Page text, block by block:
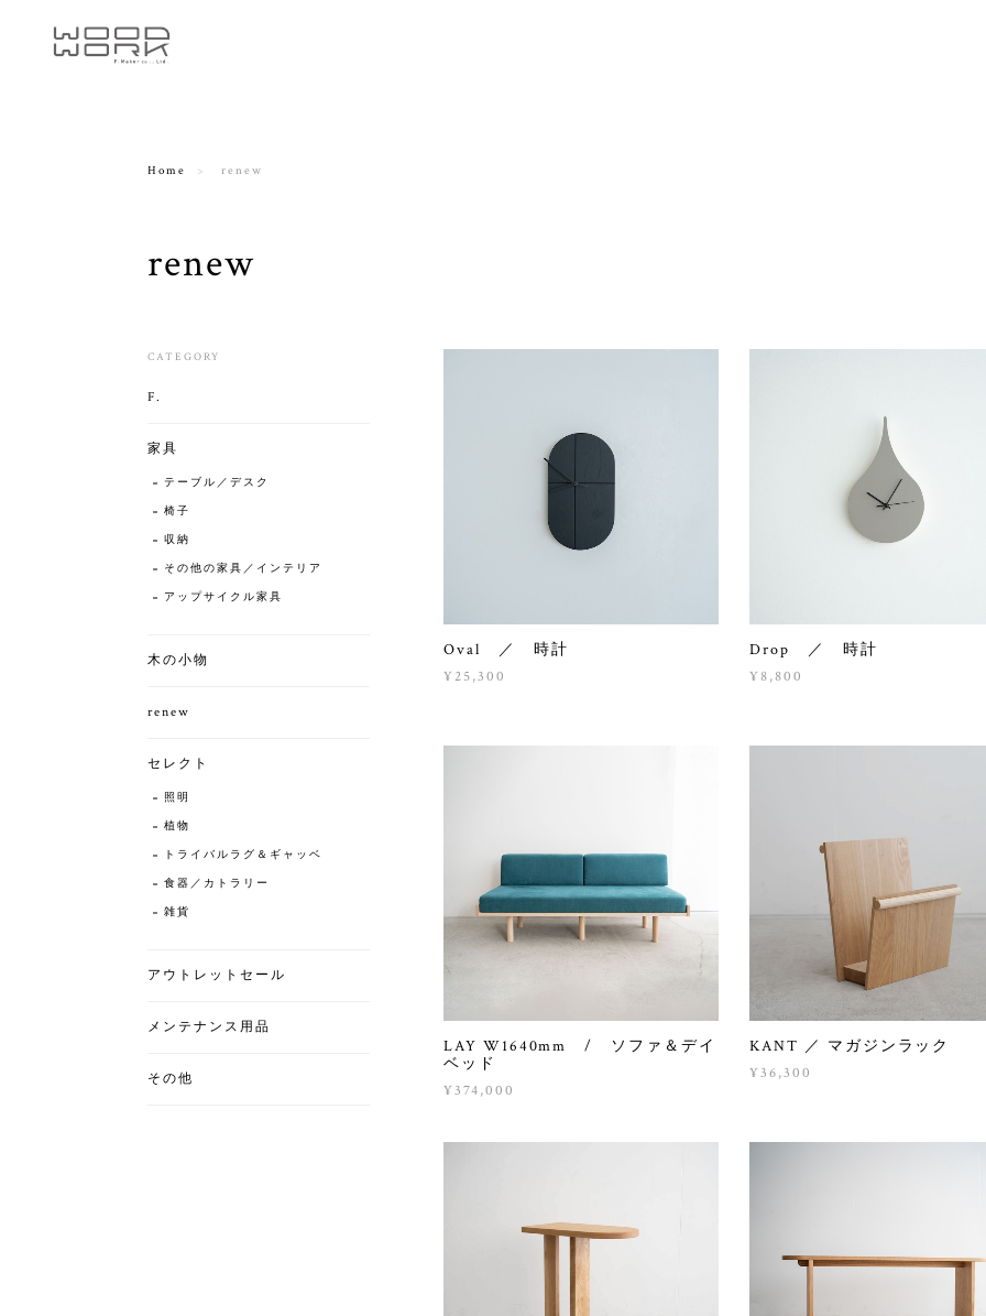
Home renew
renew
Oval ／ 時計
¥25,300
Drop ／ 時計
¥8,800
LAY W1640mm / ソファ＆デイ
ベッド
¥374,000
KANT ／ マガジンラック
¥36,300
CATEGORY
F.
家具
テーブル／デスク
椅子
収納
その他の家具／インテリア
アップサイクル家具
木の小物
renew
セレクト
照明
植物
トライバルラグ＆ギャッベ
食器／カトラリー
雑貨
アウトレットセール
メンテナンス用品
その他